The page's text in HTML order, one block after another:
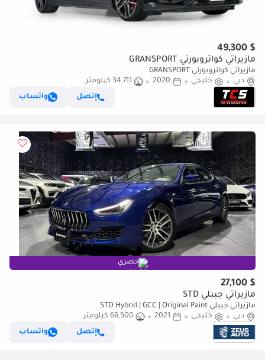
$ 49,300
مازيراتي كواتروبورتي GRANSPORT
مازيراتي كواتروبورتي GRANSPORT
دبي
خليجي 2020
34,711 كيلومتر
إتصل
واتساب
حصري
$ 27,100
مازيراتي جيبلي STD
مازيراتي جيبلي STD Hybrid | GCC | Original Paint
دبي
خليجي 2021
66,500 كيلومتر
إتصل
واتساب